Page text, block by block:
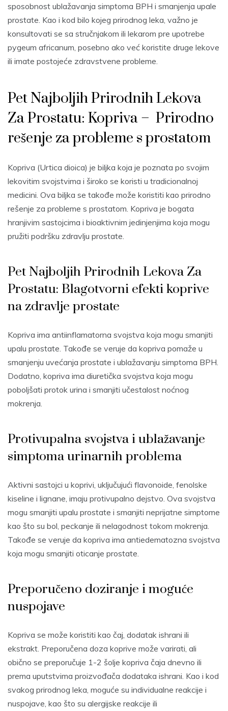
sposobnost ublažavanja simptoma BPH i smanjenja upale
prostate. Kao i kod bilo kojeg prirodnog leka, važno je
konsultovati se sa stručnjakom ili lekarom pre upotrebe
pygeum africanum, posebno ako već koristite druge lekove
ili imate postojeće zdravstvene probleme.
Pet Najboljih Prirodnih Lekova
Za Prostatu: Kopriva – Prirodno
rešenje za probleme s prostatom
Kopriva (Urtica dioica) je biljka koja je poznata po svojim
lekovitim svojstvima i široko se koristi u tradicionalnoj
medicini. Ova biljka se takođe može koristiti kao prirodno
rešenje za probleme s prostatom. Kopriva je bogata
hranjivim sastojcima i bioaktivnim jedinjenjima koja mogu
pružiti podršku zdravlju prostate.
Pet Najboljih Prirodnih Lekova Za
Prostatu: Blagotvorni efekti koprive
na zdravlje prostate
Kopriva ima antiinflamatorna svojstva koja mogu smanjiti
upalu prostate. Takođe se veruje da kopriva pomaže u
smanjenju uvećanja prostate i ublažavanju simptoma BPH.
Dodatno, kopriva ima diuretička svojstva koja mogu
poboljšati protok urina i smanjiti učestalost noćnog
mokrenja.
Protivupalna svojstva i ublažavanje
simptoma urinarnih problema
Aktivni sastojci u koprivi, uključujući flavonoide, fenolske
kiseline i lignane, imaju protivupalno dejstvo. Ova svojstva
mogu smanjiti upalu prostate i smanjiti neprijatne simptome
kao što su bol, peckanje ili nelagodnost tokom mokrenja.
Takođe se veruje da kopriva ima antiedematozna svojstva
koja mogu smanjiti oticanje prostate.
Preporučeno doziranje i moguće
nuspojave
Kopriva se može koristiti kao čaj, dodatak ishrani ili
ekstrakt. Preporučena doza koprive može varirati, ali
obično se preporučuje 1-2 šolje kopriva čaja dnevno ili
prema uputstvima proizvođača dodataka ishrani. Kao i kod
svakog prirodnog leka, moguće su individualne reakcije i
nuspojave, kao što su alergijske reakcije ili